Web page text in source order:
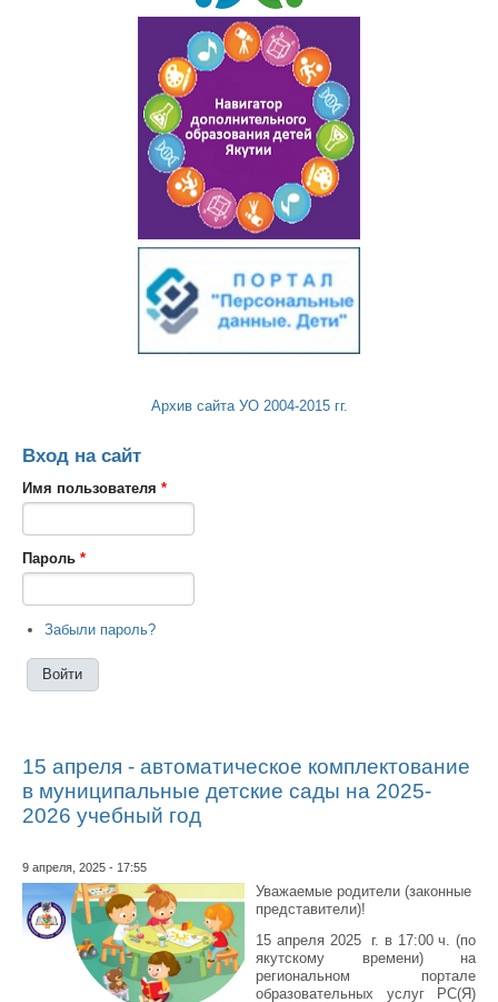
Архив сайта УО 2004-2015 гг.
Вход на сайт
Имя пользователя *
Пароль *
Забыли пароль?
15 апреля - автоматическое комплектование
в муниципальные детские сады на 2025-
2026 учебный год
9 апреля, 2025 - 17:55
Уважаемые родители (законные
представители)!
15 апреля 2025 г. в 17:00 ч. (по
якутскому времени) на
региональном портале
образовательных услуг РС(Я)